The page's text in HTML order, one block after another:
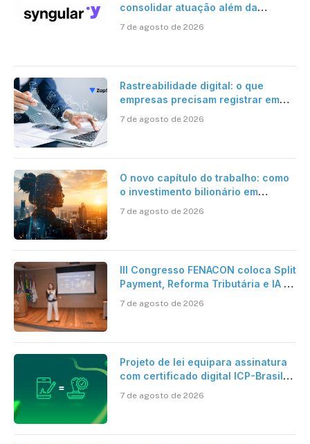
consolidar atuação além da
7 de agosto de 2026
Rastreabilidade digital: o que
empresas precisam registrar em
7 de agosto de 2026
O novo capítulo do trabalho: como
o investimento bilionário em
verdadeira era da inteligência
7 de agosto de 2026
III Congresso FENACON coloca Split
Payment, Reforma Tributária e IA no
7 de agosto de 2026
Projeto de lei equipara assinatura
com certificado digital ICP-Brasil
cartório
7 de agosto de 2026